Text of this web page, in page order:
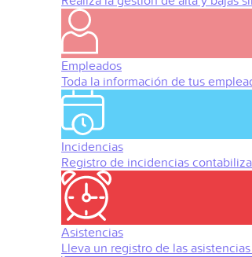
Empleados
Toda la información de tus
Incidencias
Registro de incidencias
Asistencias
Lleva un registro de las